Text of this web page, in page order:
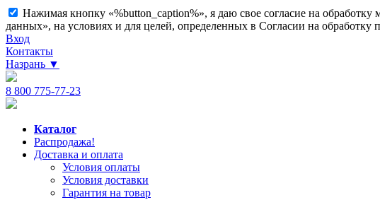
Нажимая кнопку «%button_caption%», я даю свое согласие на
данных», на условиях и для целей, определенных в Согласии на обработку
Вход
Контакты
Назрань ▼
8 800 775-77-23
Каталог
Распродажа!
Доставка и оплата
Условия оплаты
Условия доставки
Гарантия на товар